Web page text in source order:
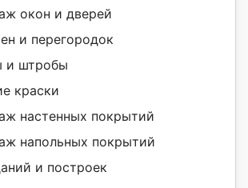
окон и дверей
и перегородок
и штробы
краски
настенных покрытий
напольных покрытий
и построек